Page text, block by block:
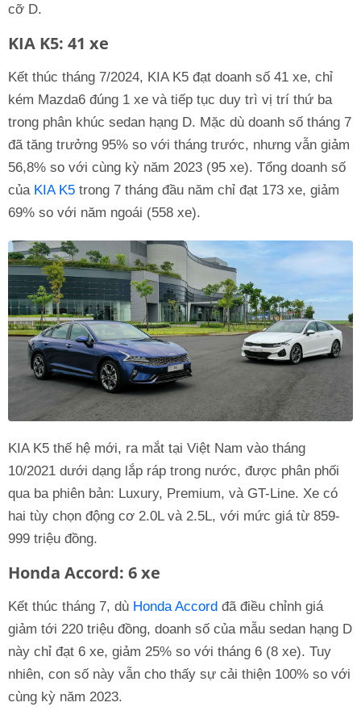
cỡ D.
KIA K5: 41 xe
Kết thúc tháng 7/2024, KIA K5 đạt doanh số 41 xe, chỉ
kém Mazda6 đúng 1 xe và tiếp tục duy trì vị trí thứ ba
trong phân khúc sedan hạng D. Mặc dù doanh số tháng 7
đã tăng trưởng 95% so với tháng trước, nhưng vẫn giảm
56,8% so với cùng kỳ năm 2023 (95 xe). Tổng doanh số
của KIA K5 trong 7 tháng đầu năm chỉ đạt 173 xe, giảm
69% so với năm ngoái (558 xe).
KIA K5 thế hệ mới, ra mắt tại Việt Nam vào tháng
10/2021 dưới dạng lắp ráp trong nước, được phân phối
qua ba phiên bản: Luxury, Premium, và GT-Line. Xe có
hai tùy chọn động cơ 2.0L và 2.5L, với mức giá từ 859-
999 triệu đồng.
Honda Accord: 6 xe
Kết thúc tháng 7, dù Honda Accord đã điều chỉnh giá
giảm tới 220 triệu đồng, doanh số của mẫu sedan hạng D
này chỉ đạt 6 xe, giảm 25% so với tháng 6 (8 xe). Tuy
nhiên, con số này vẫn cho thấy sự cải thiện 100% so với
cùng kỳ năm 2023.